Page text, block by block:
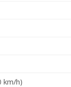
km/h)